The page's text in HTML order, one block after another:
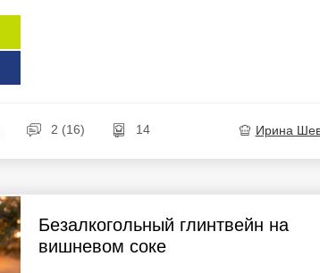
2 (16) 14 Ирина
Безалкогольный глинтвейн на
вишневом соке